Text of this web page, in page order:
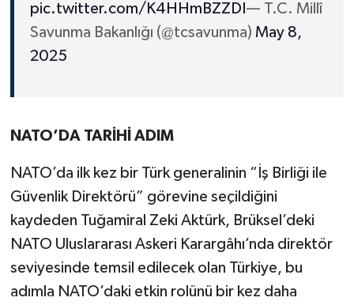
pic.twitter.com/K4HHmBZZDI — T.C. Millî
Savunma Bakanlığı (@tcsavunma) May 8,
2025
NATO’DA TARİHİ ADIM
NATO’da ilk kez bir Türk generalinin “İş Birliği ile
Güvenlik Direktörü” görevine seçildiğini
kaydeden Tuğamiral Zeki Aktürk, Brüksel’deki
NATO Uluslararası Askeri Karargâhı’nda direktör
seviyesinde temsil edilecek olan Türkiye, bu
adımla NATO’daki etkin rolünü bir kez daha